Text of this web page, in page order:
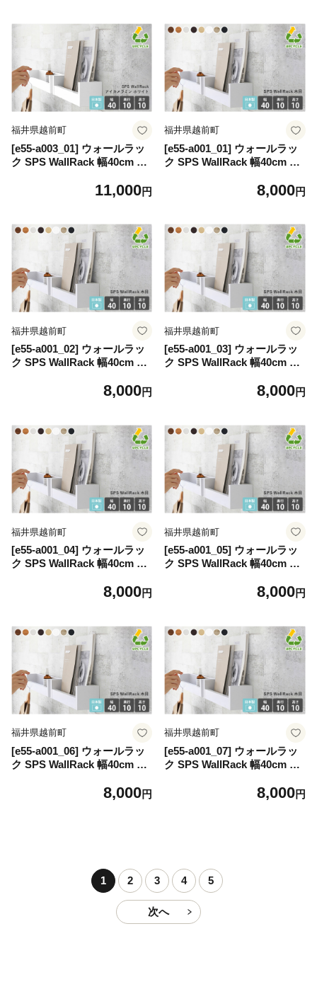
ミン 木製 収納 】【カラー：
BP（ブラックパール）】
ミン 木製 収納 】【カラー：
black（ブラック）】
福井県越前町
[e55-a003_01] ウォールラッ
ク SPS WallRack 幅40cm ア
小さいけれど頼れるラック！
ミン 木製 収納】【カラー：n
ail（ホワイト）】
11,000円
福井県越前町
[e55-a001_01] ウォールラッ
ク SPS WallRack 幅40cm 木
ど頼れるラック！【家具 イン
納】【カラー：ブラウン】
8,000円
福井県越前町
[e55-a001_02] ウォールラッ
ク SPS WallRack 幅40cm 木
ど頼れるラック！【家具 イン
納】【カラー：北欧チーク】
8,000円
福井県越前町
[e55-a001_03] ウォールラッ
ク SPS WallRack 幅40cm 木
ど頼れるラック！【家具 イン
納】【カラー：ホワイトウッ
8,000円
福井県越前町
[e55-a001_04] ウォールラッ
ク SPS WallRack 幅40cm 木
ど頼れるラック！【家具 イン
納】【カラー：ダークブラウ
8,000円
福井県越前町
[e55-a001_05] ウォールラッ
ク SPS WallRack 幅40cm 木
ど頼れるラック！【家具 イン
納】【カラー：ナチュラル】
8,000円
福井県越前町
[e55-a001_06] ウォールラッ
ク SPS WallRack 幅40cm 木
ど頼れるラック！【家具 イン
8,000円
福井県越前町
[e55-a001_07] ウォールラッ
ク SPS WallRack 幅40cm 木
ど頼れるラック！【家具 イン
8,000円
1 2 3 4 5
次へ